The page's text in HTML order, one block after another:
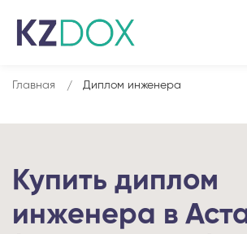
Главная Диплом инженера
Купить диплом
инженера в